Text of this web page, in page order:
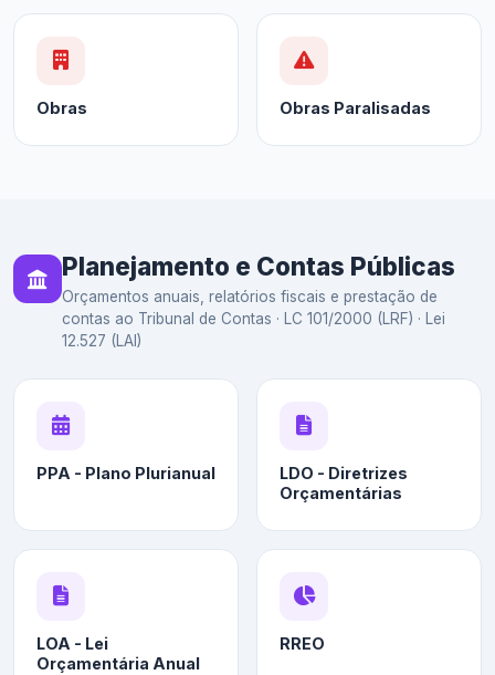
Obras Obras Paralisadas
Planejamento e Contas Públicas
Orçamentos anuais, relatórios fiscais e prestação de
contas ao Tribunal de Contas · LC 101/2000 (LRF) · Lei
12.527 (LAI)
PPA - Plano Plurianual
LDO - Diretrizes
Orçamentárias
LOA - Lei
Orçamentária Anual
RREO